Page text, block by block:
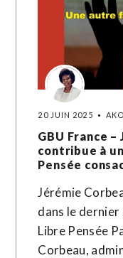
20 JUIN 2025
GBU France
contribue à
Pensée
Jérémie
dans le
Libre Pensée
Corbeau,